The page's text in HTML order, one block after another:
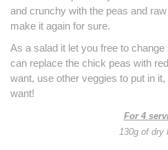
and crunchy with the peas and
make it again for sure.
As a salad it let you free to
can replace the chick peas with
want, use other veggies to put in
want!
For 4
130g of dry